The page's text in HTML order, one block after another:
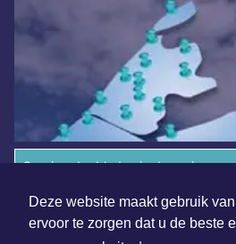
Deze website maakt gebruik
ervoor te zorgen dat u de beste
Overige dagbladen in de regio
Algemene voorwaarden